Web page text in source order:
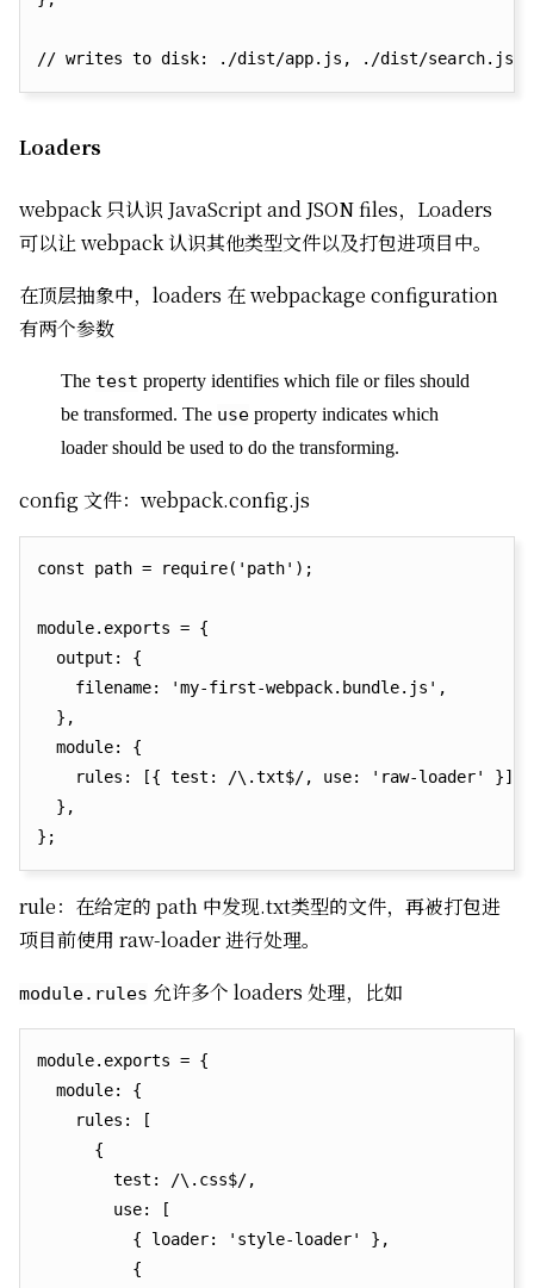
Loaders
webpack 只认识 JavaScript and JSON files，Loaders
可以让 webpack 认识其他类型文件以及打包进项目中。
在顶层抽象中，loaders 在 webpackage configuration
有两个参数
The test property identifies which file or files should
be transformed. The use property indicates which
loader should be used to do the transforming.
config 文件：webpack.config.js
const path = require('path');
module.exports = {
  output: {
    filename: 'my-first-webpack.bundle.js',
  },
  module: {
    rules: [{ test: /\.txt$/, use: 'raw-loader' }],
  },
rule：在给定的 path 中发现.txt类型的文件，再被打包进
项目前使用 raw-loader 进行处理。
module.rules 允许多个 loaders 处理，比如
module.exports = {
  module: {
    rules: [
      {
        test: /\.css$/,
        use: [
          { loader: 'style-loader' },
          {